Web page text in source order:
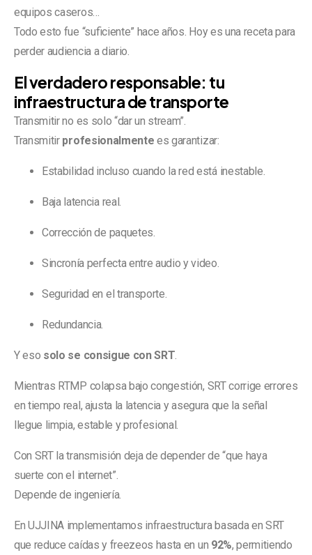
equipos caseros…
Todo esto fue “suficiente” hace años. Hoy es una receta para
perder audiencia a diario.
El verdadero responsable: tu
infraestructura de transporte
Transmitir no es solo “dar un stream”.
Transmitir profesionalmente es garantizar:
Estabilidad incluso cuando la red está inestable.
Baja latencia real.
Corrección de paquetes.
Sincronía perfecta entre audio y video.
Seguridad en el transporte.
Redundancia.
Y eso solo se consigue con SRT
Mientras RTMP colapsa bajo congestión, SRT corrige errores
en tiempo real, ajusta la latencia y asegura que la señal
llegue limpia, estable y profesional.
Con SRT la transmisión deja de depender de “que haya
suerte con el internet”.
Depende de ingeniería.
En UJJINA implementamos infraestructura basada en SRT
que reduce caídas y freezeos hasta en un 92%, permitiendo